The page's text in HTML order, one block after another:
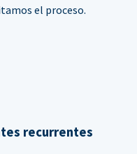
el proceso.
recurrentes